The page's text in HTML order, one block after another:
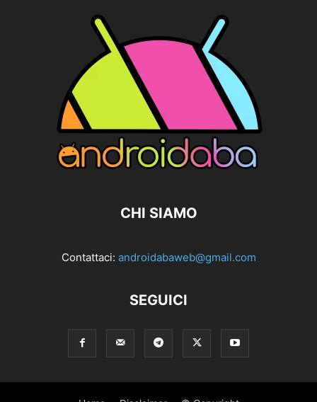
CHI SIAMO
Contattaci: androidabaweb@gmail.com
SEGUICI